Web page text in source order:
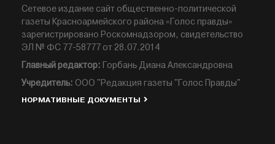
Сетевое издание сайт общественно-политической
газеты Красноармейского района «Голос правды»
зарегистрировано Роскомнадзором, свидетельство
ЭЛ № ФС 77-58777 от 28.07.2014
Главный редактор: Горбань Диана Александровна
Учредитель: ООО "Редакция газеты "Голос Правды"
НОРМАТИВНЫЕ ДОКУМЕНТЫ